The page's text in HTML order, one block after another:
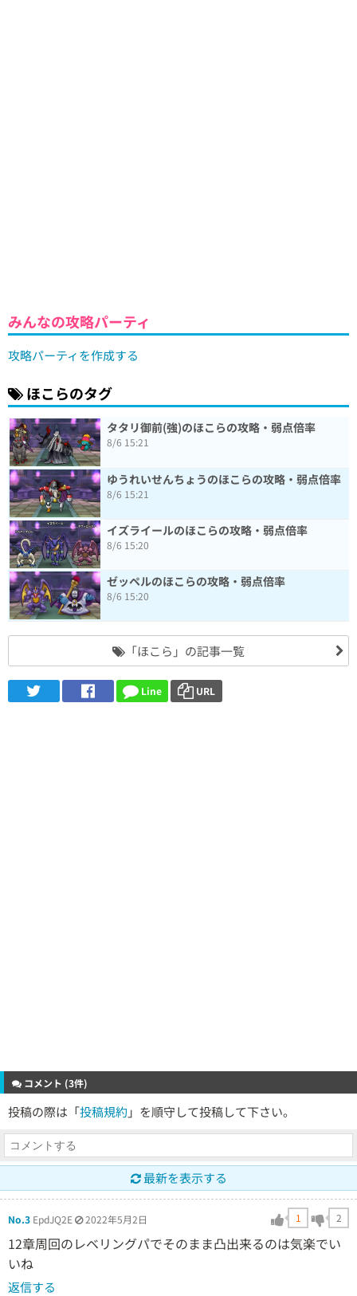
みんなの攻略パーティ
攻略パーティを作成する
ほこらのタグ
タタリ御前(強)のほこらの攻略・弱点倍率
8/6 15:21
ゆうれいせんちょうのほこらの攻略・弱点倍率
8/6 15:21
イズライールのほこらの攻略・弱点倍率
8/6 15:20
ゼッペルのほこらの攻略・弱点倍率
8/6 15:20
「ほこら」の記事一覧
Line URL
コメント (3件)
投稿の際は「投稿規約 」を順守して投稿して下さい。
最新を表示する
No.3 EpdJQ2E 2022年5月2日 1 2
12章周回のレベリングパでそのまま凸出来るのは気楽でい
いね
返信する